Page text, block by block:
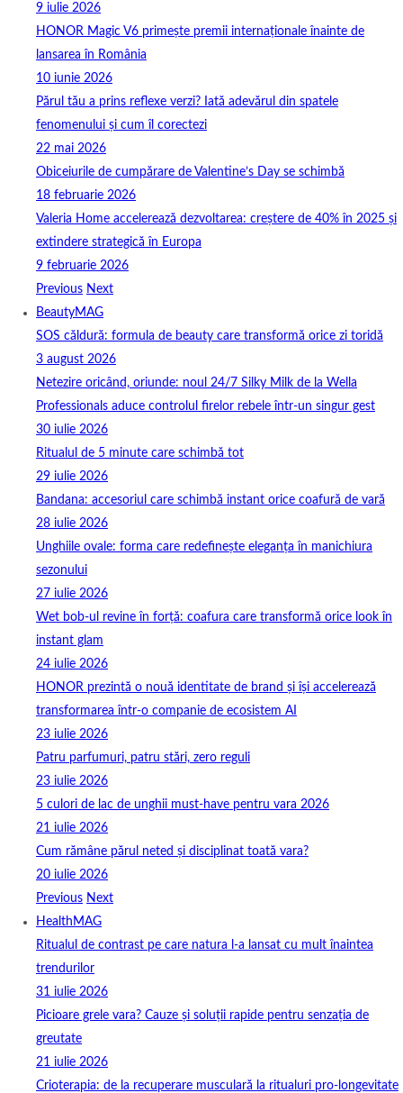
9 iulie 2026
HONOR Magic V6 primește premii internaționale înainte de
lansarea în România
10 iunie 2026
Părul tău a prins reflexe verzi? Iată adevărul din spatele
fenomenului și cum îl corectezi
22 mai 2026
Obiceiurile de cumpărare de Valentine’s Day se schimbă
18 februarie 2026
Valeria Home accelerează dezvoltarea: creștere de 40% în 2025 și
extindere strategică în Europa
9 februarie 2026
Previous Next
BeautyMAG
SOS căldură: formula de beauty care transformă orice zi toridă
3 august 2026
Netezire oricând, oriunde: noul 24/7 Silky Milk de la Wella
Professionals aduce controlul firelor rebele într-un singur gest
30 iulie 2026
Ritualul de 5 minute care schimbă tot
29 iulie 2026
Bandana: accesoriul care schimbă instant orice coafură de vară
28 iulie 2026
Unghiile ovale: forma care redefinește eleganța în manichiura
sezonului
27 iulie 2026
Wet bob-ul revine în forță: coafura care transformă orice look în
instant glam
24 iulie 2026
HONOR prezintă o nouă identitate de brand și își accelerează
transformarea într-o companie de ecosistem AI
23 iulie 2026
Patru parfumuri, patru stări, zero reguli
23 iulie 2026
5 culori de lac de unghii must‑have pentru vara 2026
21 iulie 2026
Cum rămâne părul neted și disciplinat toată vara?
20 iulie 2026
Previous Next
HealthMAG
Ritualul de contrast pe care natura l-a lansat cu mult înaintea
trendurilor
31 iulie 2026
Picioare grele vara? Cauze și soluții rapide pentru senzația de
greutate
21 iulie 2026
Crioterapia: de la recuperare musculară la ritualuri pro‑longevitate